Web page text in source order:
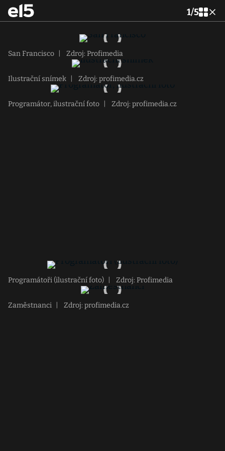
1/5
San Francisco Zdroj: Profimedia
Ilustrační snímek Zdroj: profimedia.cz
Programátor, ilustrační foto Zdroj: profimedia.cz
Programátoři (ilustrační foto) Zdroj: Profimedia
Zaměstnanci Zdroj: profimedia.cz